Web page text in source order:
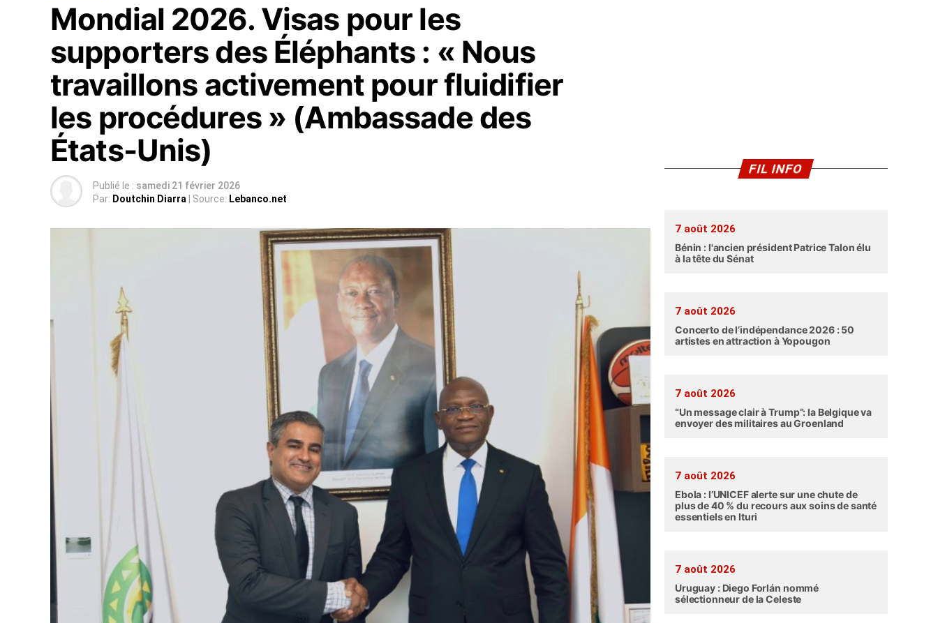
Mondial 2026. Visas pour les
supporters des Éléphants : « Nous
travaillons activement pour fluidifier
les procédures » (Ambassade des
États-Unis)
Publié le : samedi 21 février 2026
Par: Doutchin Diarra | Source: Lebanco.net
FIL INFO
7 août 2026
Bénin : l'ancien président Patrice Talon élu
à la tête du Sénat
7 août 2026
Concerto de l’indépendance 2026 : 50
artistes en attraction à Yopougon
7 août 2026
“Un message clair à Trump”: la Belgique va
envoyer des militaires au Groenland
7 août 2026
Ebola : l’UNICEF alerte sur une chute de
plus de 40 % du recours aux soins de santé
essentiels en Ituri
7 août 2026
Uruguay : Diego Forlán nommé
sélectionneur de la Celeste